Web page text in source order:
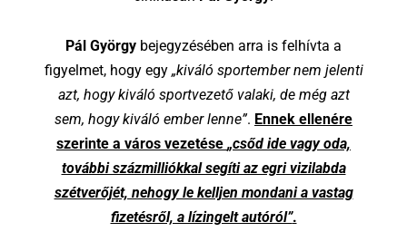
Pál György bejegyzésében arra is felhívta a
figyelmet, hogy egy „kiváló sportember nem jelenti
azt, hogy kiváló sportvezető valaki, de még azt
sem, hogy kiváló ember lenne”. Ennek ellenére
szerinte a város vezetése „csőd ide vagy oda,
további százmilliókkal segíti az egri vizilabda
szétverőjét, nehogy le kelljen mondani a vastag
fizetésről, a lízingelt autóról”.